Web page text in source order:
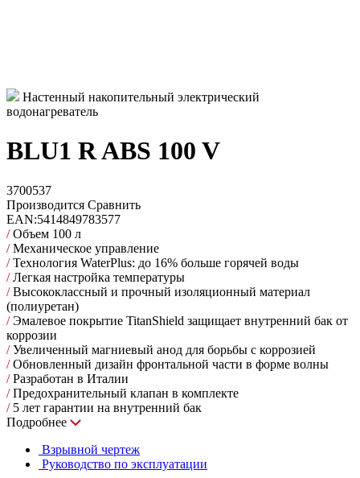
Настенный накопительный электрический
водонагреватель
BLU1 R ABS 100 V
3700537
Производится Сравнить
EAN:5414849783577
/Объем 100 л
/Механическое управление
/Технология WaterPlus: до 16% больше горячей воды
/Легкая настройка температуры
/Высококлассный и прочный изоляционный материал
(полиуретан)
/Эмалевое покрытие TitanShield защищает внутренний бак от
коррозии
/Увеличенный магниевый анод для борьбы с коррозией
/Обновленный дизайн фронтальной части в форме волны
/Разработан в Италии
/Предохранительный клапан в комплекте
/5 лет гарантии на внутренний бак
Подробнее
Взрывной чертеж
Руководство по эксплуатации